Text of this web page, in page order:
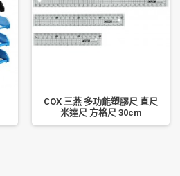
COX 三燕 多功能塑膠尺 直尺
米達尺 方格尺 30cm